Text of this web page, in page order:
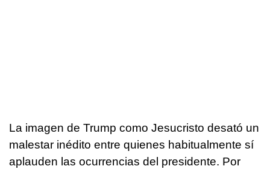
La imagen de Trump como Jesucristo desató un
malestar inédito entre quienes habitualmente sí
aplauden las ocurrencias del presidente. Por